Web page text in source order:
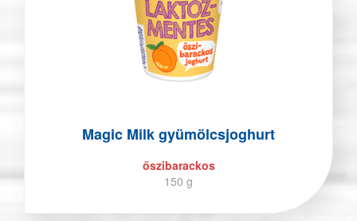
Magic Milk gyümölcsjoghurt
őszibarackos
150 g